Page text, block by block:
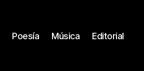
Poesía Música Editorial